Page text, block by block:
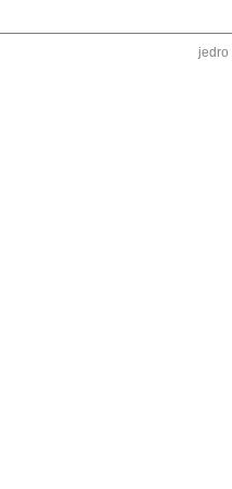
jedro